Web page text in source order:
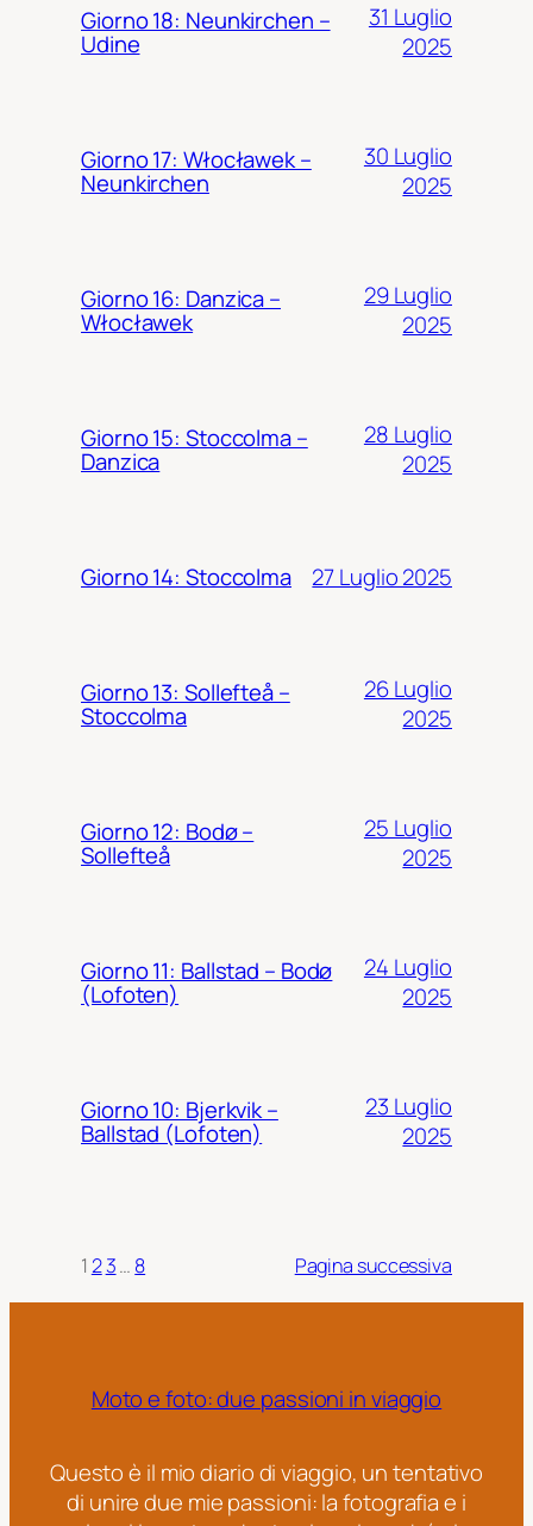
Giorno 18: Neunkirchen –
Udine
31 Luglio
2025
Giorno 17: Włocławek –
Neunkirchen
30 Luglio
2025
Giorno 16: Danzica –
Włocławek
29 Luglio
2025
Giorno 15: Stoccolma –
Danzica
28 Luglio
2025
Giorno 14: Stoccolma 27 Luglio 2025
Giorno 13: Sollefteå –
Stoccolma
26 Luglio
2025
Giorno 12: Bodø –
Sollefteå
25 Luglio
2025
Giorno 11: Ballstad – Bodø
(Lofoten)
24 Luglio
2025
Giorno 10: Bjerkvik –
Ballstad (Lofoten)
23 Luglio
2025
1 23… 8 Pagina successiva
Moto e foto: due passioni in viaggio
Questo è il mio diario di viaggio, un tentativo
di unire due mie passioni: la fotografia e i